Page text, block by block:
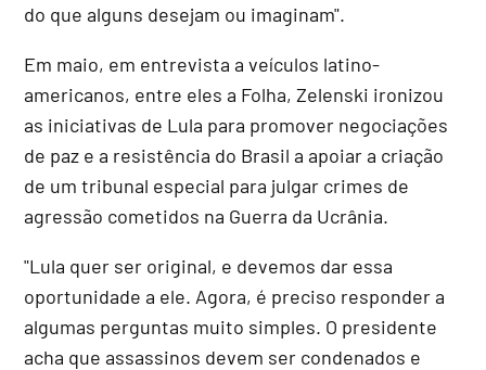
do que alguns desejam ou imaginam".
Em maio, em entrevista a veículos latino-
americanos, entre eles a Folha, Zelenski ironizou
as iniciativas de Lula para promover negociações
de paz e a resistência do Brasil a apoiar a criação
de um tribunal especial para julgar crimes de
agressão cometidos na Guerra da Ucrânia.
"Lula quer ser original, e devemos dar essa
oportunidade a ele. Agora, é preciso responder a
algumas perguntas muito simples. O presidente
acha que assassinos devem ser condenados e